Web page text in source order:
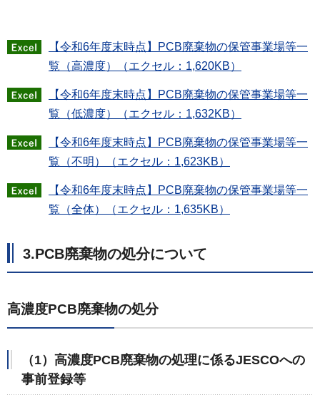
【令和6年度末時点】PCB廃棄物の保管事業場等一
覧（高濃度）（エクセル：1,620KB）
【令和6年度末時点】PCB廃棄物の保管事業場等一
覧（低濃度）（エクセル：1,632KB）
【令和6年度末時点】PCB廃棄物の保管事業場等一
覧（不明）（エクセル：1,623KB）
【令和6年度末時点】PCB廃棄物の保管事業場等一
覧（全体）（エクセル：1,635KB）
3.PCB廃棄物の処分について
高濃度PCB廃棄物の処分
（1）高濃度PCB廃棄物の処理に係るJESCOへの
事前登録等